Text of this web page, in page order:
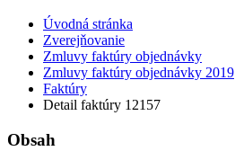
Úvodná stránka
Zverejňovanie
Zmluvy faktúry objednávky
Zmluvy faktúry objednávky 2019
Faktúry
Detail faktúry 12157
Obsah